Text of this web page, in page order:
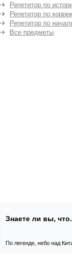
Репетитор по
Репетитор по
Репетитор по
Все предметы
Знаете ли вы,
По легенде, небо над